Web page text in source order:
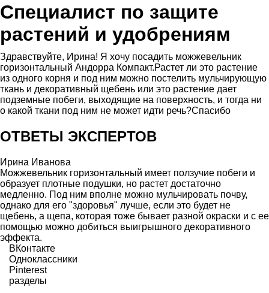
Специалист по защите
растений и удобрениям
Здравствуйте, Ирина! Я хочу посадить можжевельник
горизонтальный Андорра Компакт.Растет ли это растение
из одного корня и под ним можно постелить мульчирующую
ткань и декоративный щебень или это растение дает
подземные побеги, выходящие на поверхность, и тогда ни
о какой ткани под ним не может идти речь?Спасибо
ОТВЕТЫ ЭКСПЕРТОВ
Ирина Иванова
Можжевельник горизонтальный имеет ползучие побеги и
образует плотные подушки, но растет достаточно
медленно. Под ним вполне можно мульчировать почву,
однако для его "здоровья" лучше, если это будет не
щебень, а щепа, которая тоже бывает разной окраски и с ее
помощью можно добиться выигрышного декоративного
эффекта.
ВКонтакте
Одноклассники
Pinterest
разделы